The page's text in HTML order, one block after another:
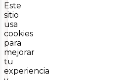
Este
sitio
usa
cookies
para
mejorar
tu
experiencia